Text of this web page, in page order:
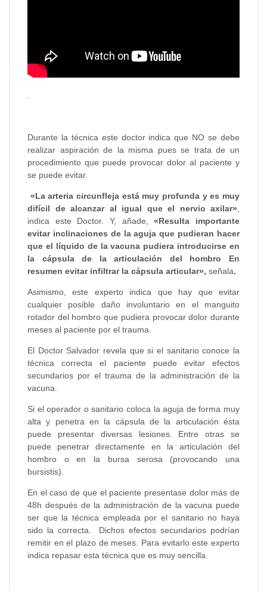
Durante la técnica este doctor indica que NO se debe
realizar aspiración de la misma pues se trata de un
procedimiento que puede provocar dolor al paciente y
se puede evitar.
«La arteria circunfleja está muy profunda y es muy
difícil de alcanzar al igual que el nervio axilar»
indica este Doctor. Y, añade,«Resulta importante
evitar inclinaciones de la aguja que pudieran hacer
que el líquido de la vacuna pudiera introducirse en
la cápsula de la articulación del hombro En
resumen evitar infiltrar la cápsula articular», señala.
Asimismo, este experto indica que hay que evitar
cualquier posible daño involuntario en el manguito
rotador del hombro que pudiera provocar dolor durante
meses al paciente por el trauma.
El Doctor Salvador revela que si el sanitario conoce la
técnica correcta el paciente puede evitar efectos
secundarios por el trauma de la administración de la
vacuna.
Si el operador o sanitario coloca la aguja de forma muy
alta y penetra en la cápsula de la articulación ésta
puede presentar diversas lesiones. Entre otras se
puede penetrar directamente en la articulación del
hombro o en la bursa serosa (provocando una
bursistis).
En el caso de que el paciente presentase dolor más de
48h después de la administración de la vacuna puede
ser que la técnica empleada por el sanitario no haya
sido la correcta. Dichos efectos secundarios podrían
remitir en el plazo de meses. Para evitarlo este experto
indica repasar esta técnica que es muy sencilla.